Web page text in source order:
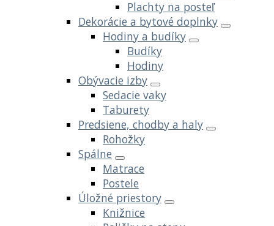
Plachty na posteľ
Dekorácie a bytové doplnky
Hodiny a budíky
Budíky
Hodiny
Obývacie izby
Sedacie vaky
Taburety
Predsiene, chodby a haly
Rohožky
Spálne
Matrace
Postele
Úložné priestory
Knižnice